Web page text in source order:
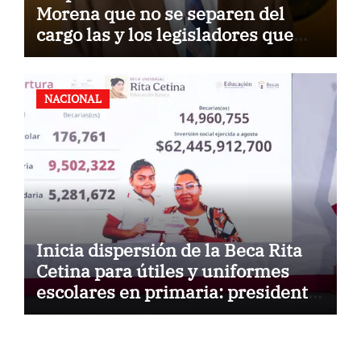
Morena que no se separen del
cargo las y los legisladores que
quieren reelegirse
NACIONAL
Inicia dispersión de la Beca Rita
Cetina para útiles y uniformes
escolares en primaria: presidenta
Claudia Sheinbaum